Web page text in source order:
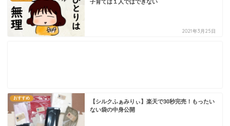
子育ては１人ではできない
2021年3月25日
おすすめ
【シルクふぁみりぃ】楽天で30秒完売！もったい
ない袋の中身公開